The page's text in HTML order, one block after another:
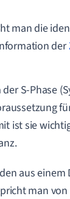
man die
der
S-Phase
ist sie
aus
man